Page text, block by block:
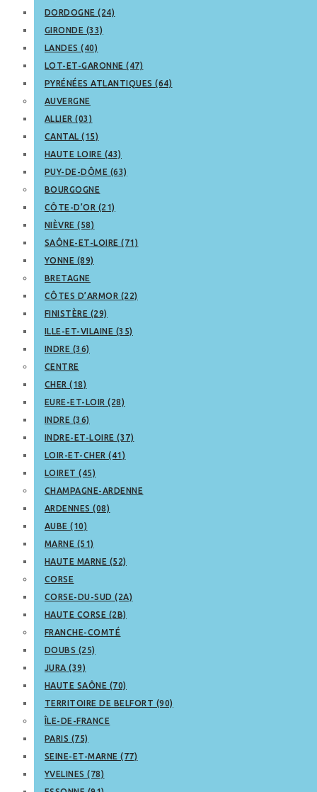
DORDOGNE (24)
GIRONDE (33)
LANDES (40)
LOT-ET-GARONNE (47)
PYRÉNÉES ATLANTIQUES (64)
AUVERGNE
ALLIER (03)
CANTAL (15)
HAUTE LOIRE (43)
PUY-DE-DÔME (63)
BOURGOGNE
CÔTE-D’OR (21)
NIÈVRE (58)
SAÔNE-ET-LOIRE (71)
YONNE (89)
BRETAGNE
CÔTES D’ARMOR (22)
FINISTÈRE (29)
ILLE-ET-VILAINE (35)
INDRE (36)
CENTRE
CHER (18)
EURE-ET-LOIR (28)
INDRE (36)
INDRE-ET-LOIRE (37)
LOIR-ET-CHER (41)
LOIRET (45)
CHAMPAGNE-ARDENNE
ARDENNES (08)
AUBE (10)
MARNE (51)
HAUTE MARNE (52)
CORSE
CORSE-DU-SUD (2A)
HAUTE CORSE (2B)
FRANCHE-COMTÉ
DOUBS (25)
JURA (39)
HAUTE SAÔNE (70)
TERRITOIRE DE BELFORT (90)
ÎLE-DE-FRANCE
PARIS (75)
SEINE-ET-MARNE (77)
YVELINES (78)